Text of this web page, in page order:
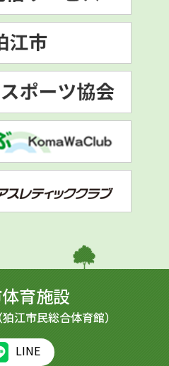
育施設
（狛江市民総合体育館）
LINE